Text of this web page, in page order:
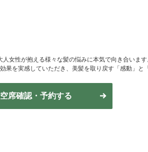
女性が抱える様々な髪の悩みに本気で向き合いま
果を実感していただき、美髪を取り戻す「感動」と
空席確認・予約する